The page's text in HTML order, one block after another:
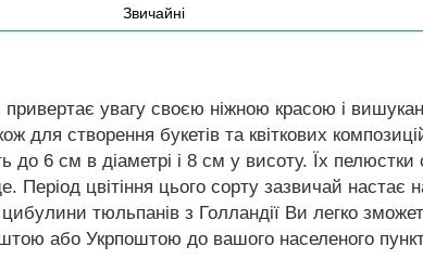
Звичайні
увагу своєю ніжною красою і
для створення букетів та квіткових
6 см в діаметрі і 8 см у висоту. Їх пелюстки
цвітіння цього сорту зазвичай настає
тюльпанів з Голландії Ви легко
або Укрпоштою до вашого населеного